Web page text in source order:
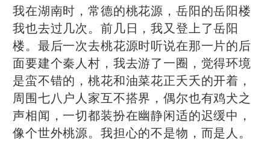
我在湖南时，常德的桃花源，岳阳的岳阳楼
我也去过几次。前几日，我又登上了岳阳
楼。最后一次去桃花源时听说在那一片的后
面要建个秦人村，我去游了一圈，觉得环境
是蛮不错的，桃花和油菜花正夭夭的开着，
周围七八户人家互不搭界，偶尔也有鸡犬之
声相闻，一切都装扮在幽静闲适的迟缓中，
像个世外桃源。我担心的不是物，而是人。